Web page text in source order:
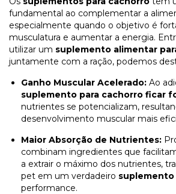
fundamental ao complementar a
especialmente quando o objetivo é
musculatura e aumentar a energia.
utilizar um suplemento alimentar
juntamente com a ração, podemos
Ganho Muscular Acelerado: Ao
suplemento para cachorro ficar
nutrientes se potencializam,
desenvolvimento muscular mais
Maior Absorção de Nutrientes:
combinam ingredientes que
a extrair o máximo dos nutrientes,
pet em um verdadeiro
performance.